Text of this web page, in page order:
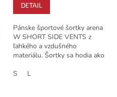
DETAIL
Pánske športové šortky arena
W SHORT SIDE VENTS z
ľahkého a vzdušného
materiálu. Šortky sa hodia ako
športové aktivity. reflexné logo
S L